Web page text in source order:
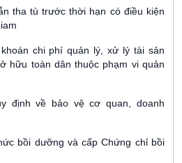
tha tù trước thời hạn có điều kiện
chi phí quản lý, xử lý tài sản
hữu toàn dân thuộc phạm vi quản
định về bảo vệ cơ quan, doanh
bồi dưỡng và cấp Chứng chỉ bồi